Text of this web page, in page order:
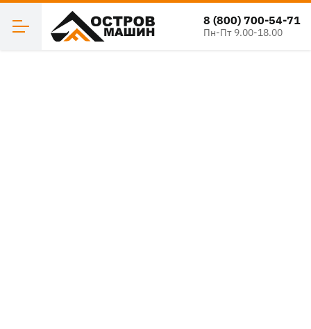
8 (800) 700-54-71
Пн-Пт 9.00-18.00